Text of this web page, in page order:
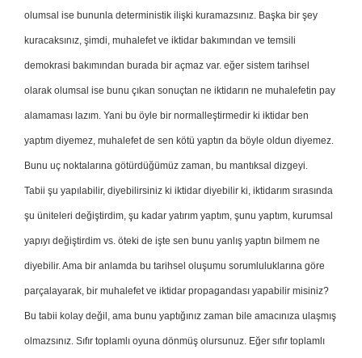
olumsal ise bununla deterministik ilişki kuramazsınız. Başka bir şey
kuracaksınız, şimdi, muhalefet ve iktidar bakımından ve temsili
demokrasi bakımından burada bir açmaz var. eğer sistem tarihsel
olarak olumsal ise bunu çıkan sonuçtan ne iktidarın ne muhalefetin pay
alamaması lazım. Yani bu öyle bir normalleştirmedir ki iktidar ben
yaptım diyemez, muhalefet de sen kötü yaptın da böyle oldun diyemez.
Bunu uç noktalarına götürdüğümüz zaman, bu mantıksal dizgeyi.
Tabii şu yapılabilir, diyebilirsiniz ki iktidar diyebilir ki, iktidarım sırasında
şu üniteleri değiştirdim, şu kadar yatırım yaptım, şunu yaptım, kurumsal
yapıyı değiştirdim vs. öteki de işte sen bunu yanlış yaptın bilmem ne
diyebilir. Ama bir anlamda bu tarihsel oluşumu sorumluluklarına göre
parçalayarak, bir muhalefet ve iktidar propagandası yapabilir misiniz?
Bu tabii kolay değil, ama bunu yaptığınız zaman bile amacınıza ulaşmış
olmazsınız. Sıfır toplamlı oyuna dönmüş olursunuz. Eğer sıfır toplamlı